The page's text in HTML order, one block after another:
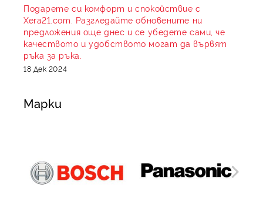
Подарете си комфорт и спокойствие с
Xera21.com. Разгледайте обновените ни
предложения още днес и се убедете сами, че
качеството и удобството могат да вървят
ръка за ръка.
18 Дек 2024
Марки